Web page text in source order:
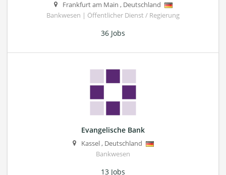
Frankfurt am Main , Deutschland
Bankwesen | Öffentlicher Dienst / Regierung
36 Jobs
Evangelische Bank
Kassel, Deutschland
Bankwesen
13 Jobs